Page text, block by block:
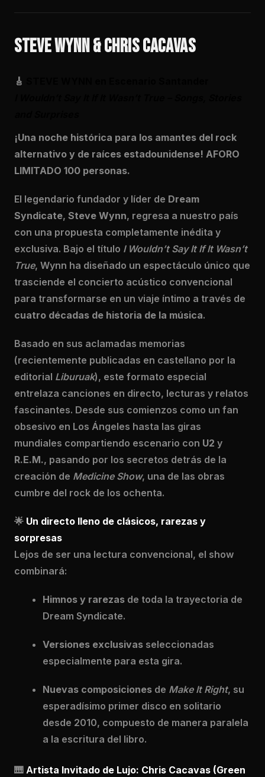
STEVE WYNN & CHRIS CACAVAS
🎸
¡Una noche histórica para los amantes del rock
alternativo y de raíces estadounidense! AFORO
LIMITADO 100 personas.
El legendario fundador y líder de Dream
Syndicate, Steve Wynn, regresa a nuestro país
con una propuesta completamente inédita y
exclusiva. Bajo el título I Wouldn’t Say It If It Wasn’t
True, Wynn ha diseñado un espectáculo único que
trasciende el concierto acústico convencional
para transformarse en un viaje íntimo a través de
cuatro décadas de historia de la música.
Basado en sus aclamadas memorias
(recientemente publicadas en castellano por la
editorial Liburuak), este formato especial
entrelaza canciones en directo, lecturas y relatos
fascinantes. Desde sus comienzos como un fan
obsesivo en Los Ángeles hasta las giras
mundiales compartiendo escenario con U2 y
R.E.M., pasando por los secretos detrás de la
creación de Medicine Show, una de las obras
cumbre del rock de los ochenta.
🌟 Un directo lleno de clásicos, rarezas y
sorpresas
Lejos de ser una lectura convencional, el show
combinará:
Himnos y rarezas de toda la trayectoria de
Dream Syndicate.
Versiones exclusivas seleccionadas
especialmente para esta gira.
Nuevas composiciones de Make It Right, su
esperadísimo primer disco en solitario
desde 2010, compuesto de manera paralela
a la escritura del libro.
🎹 Artista Invitado de Lujo: Chris Cacavas (Green